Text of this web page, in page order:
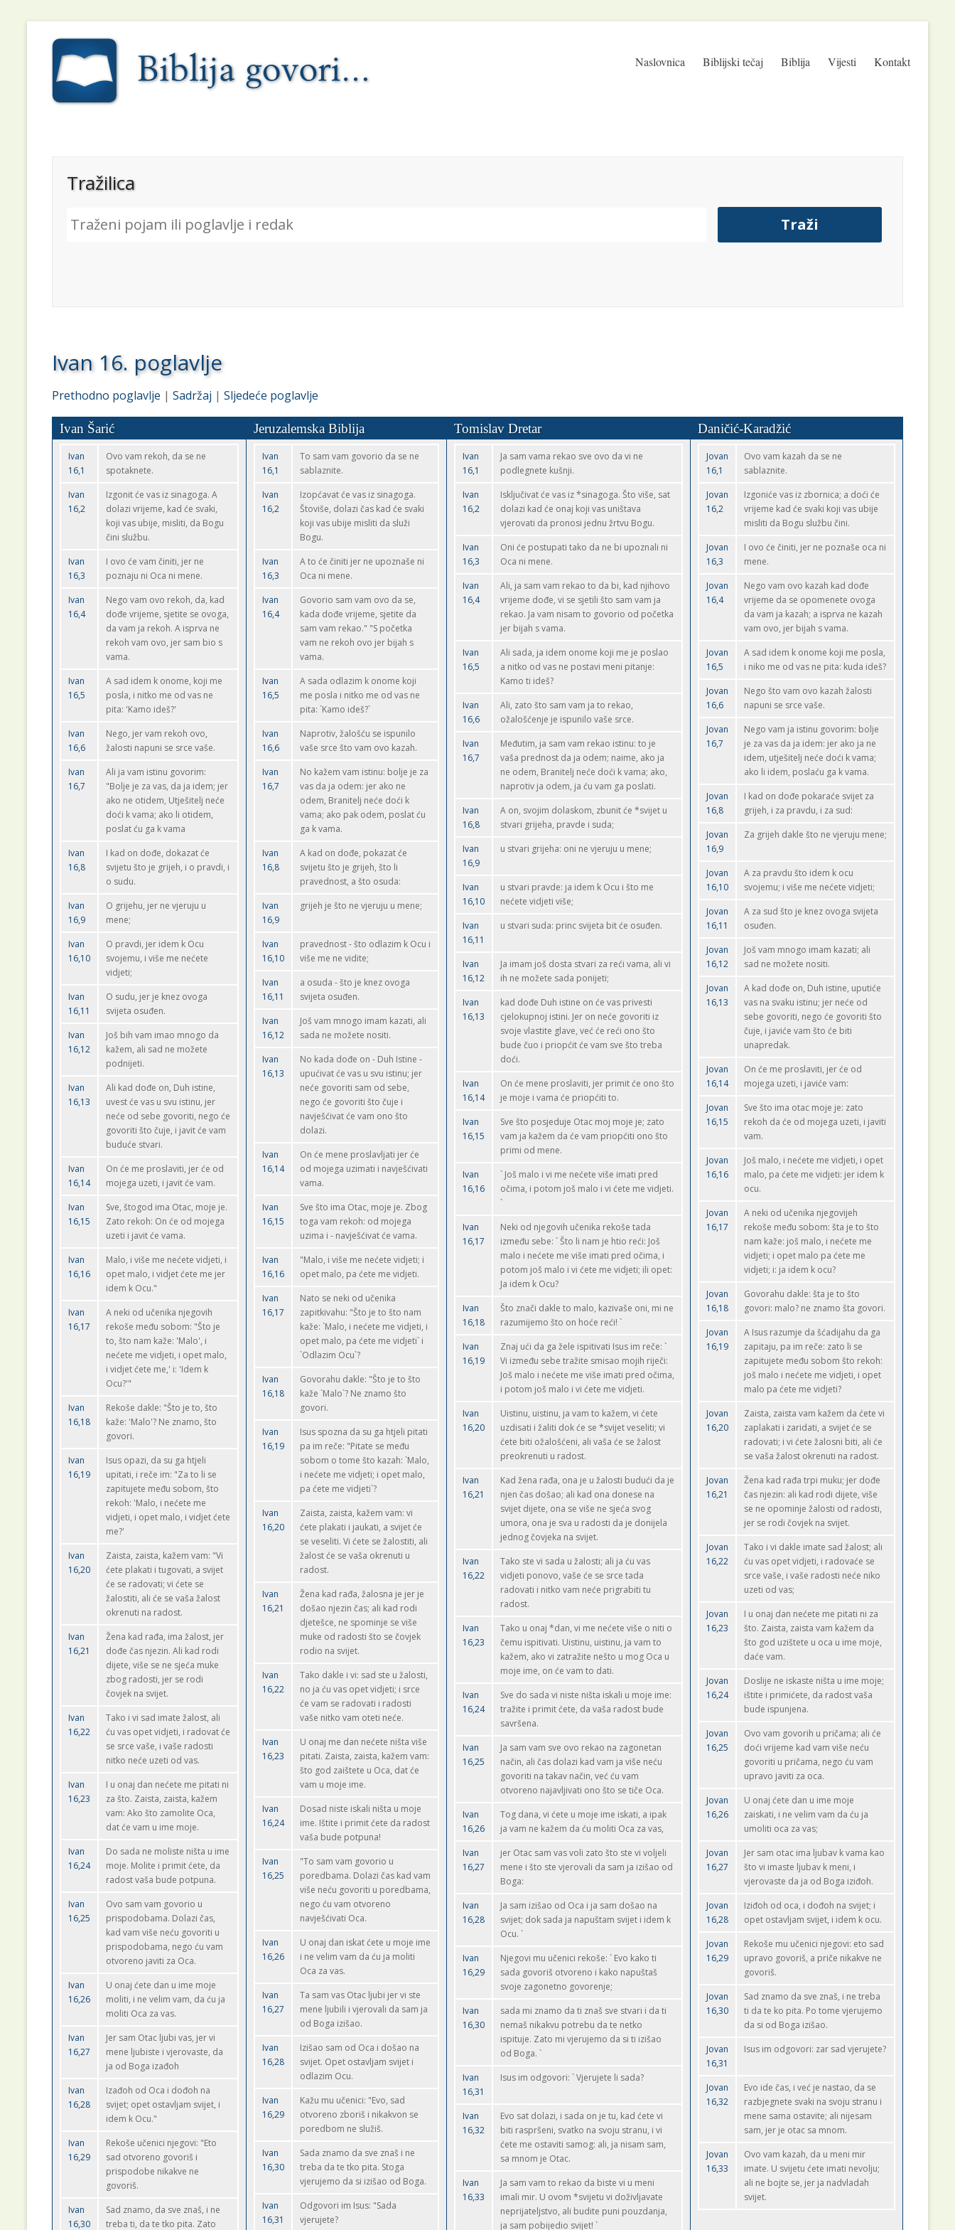
Naslovnica Biblijski tečaj Biblija Vijesti Kontakt
Tražilica
Ivan 16. poglavlje
Prethodno poglavlje | Sadržaj | Sljedeće poglavlje
Ivan Šarić Jeruzalemska Biblija Tomislav Dretar Daničić-Karadžić
Ivan
16,1
Ovo vam rekoh, da se ne
spotaknete.
Ivan
16,2
Izgonit će vas iz sinagoga. A
dolazi vrijeme, kad će svaki,
koji vas ubije, misliti, da Bogu
čini službu.
Ivan
16,3
I ovo će vam činiti, jer ne
poznaju ni Oca ni mene.
Ivan
16,4
Nego vam ovo rekoh, da, kad
dođe vrijeme, sjetite se ovoga,
da vam ja rekoh. A isprva ne
rekoh vam ovo, jer sam bio s
vama.
Ivan
16,5
A sad idem k onome, koji me
posla, i nitko me od vas ne
pita: 'Kamo ideš?'
Ivan
16,6
Nego, jer vam rekoh ovo,
žalosti napuni se srce vaše.
Ivan
16,7
Ali ja vam istinu govorim:
"Bolje je za vas, da ja idem; jer
ako ne otidem, Utješitelj neće
doći k vama; ako li otidem,
poslat ću ga k vama
Ivan
16,8
I kad on dođe, dokazat će
svijetu što je grijeh, i o pravdi, i
o sudu.
Ivan
16,9
O grijehu, jer ne vjeruju u
mene;
Ivan
16,10
O pravdi, jer idem k Ocu
svojemu, i više me nećete
vidjeti;
Ivan
16,11
O sudu, jer je knez ovoga
svijeta osuđen.
Ivan
16,12
Još bih vam imao mnogo da
kažem, ali sad ne možete
podnijeti.
Ivan
16,13
Ali kad dođe on, Duh istine,
uvest će vas u svu istinu, jer
neće od sebe govoriti, nego će
govoriti što čuje, i javit će vam
buduće stvari.
Ivan
16,14
On će me proslaviti, jer će od
mojega uzeti, i javit će vam.
Ivan
16,15
Sve, štogod ima Otac, moje je.
Zato rekoh: On će od mojega
uzeti i javit će vama.
Ivan
16,16
Malo, i više me nećete vidjeti, i
opet malo, i vidjet ćete me jer
idem k Ocu."
Ivan
16,17
A neki od učenika njegovih
rekoše među sobom: "Što je
to, što nam kaže: 'Malo', i
nećete me vidjeti, i opet malo,
i vidjet ćete me,' i: 'Idem k
Ocu?'"
Ivan
16,18
Rekoše dakle: "Što je to, što
kaže: 'Malo'? Ne znamo, što
govori.
Ivan
16,19
Isus opazi, da su ga htjeli
upitati, i reče im: "Za to li se
zapitujete među sobom, što
rekoh: 'Malo, i nećete me
vidjeti, i opet malo, i vidjet ćete
me?'
Ivan
16,20
Zaista, zaista, kažem vam: "Vi
ćete plakati i tugovati, a svijet
će se radovati; vi ćete se
žalostiti, ali će se vaša žalost
okrenuti na radost.
Ivan
16,21
Žena kad rađa, ima žalost, jer
dođe čas njezin. Ali kad rodi
dijete, više se ne sjeća muke
zbog radosti, jer se rodi
čovjek na svijet.
Ivan
16,22
Tako i vi sad imate žalost, ali
ću vas opet vidjeti, i radovat će
se srce vaše, i vaše radosti
nitko neće uzeti od vas.
Ivan
16,23
I u onaj dan nećete me pitati ni
za što. Zaista, zaista, kažem
vam: Ako što zamolite Oca,
dat će vam u ime moje.
Ivan
16,24
Do sada ne moliste ništa u ime
moje. Molite i primit ćete, da
radost vaša bude potpuna.
Ivan
16,25
Ovo sam vam govorio u
prispodobama. Dolazi čas,
kad vam više neću govoriti u
prispodobama, nego ću vam
otvoreno javiti za Oca.
Ivan
16,26
U onaj ćete dan u ime moje
moliti, i ne velim vam, da ću ja
moliti Oca za vas.
Ivan
16,27
Jer sam Otac ljubi vas, jer vi
mene ljubiste i vjerovaste, da
ja od Boga izađoh
Ivan
16,28
Izađoh od Oca i dođoh na
svijet; opet ostavljam svijet, i
idem k Ocu."
Ivan
16,29
Rekoše učenici njegovi: "Eto
sad otvoreno govoriš i
prispodobe nikakve ne
govoriš.
Ivan
16,30
Sad znamo, da sve znaš, i ne
treba ti, da te tko pita. Zato
Ivan
16,1
To sam vam govorio da se ne
sablaznite.
Ivan
16,2
Izopćavat će vas iz sinagoga.
Štoviše, dolazi čas kad će svaki
koji vas ubije misliti da služi
Bogu.
Ivan
16,3
A to će činiti jer ne upoznaše ni
Oca ni mene.
Ivan
16,4
Govorio sam vam ovo da se,
kada dođe vrijeme, sjetite da
sam vam rekao." "S početka
vam ne rekoh ovo jer bijah s
vama.
Ivan
16,5
A sada odlazim k onome koji
me posla i nitko me od vas ne
pita: `Kamo ideš?`
Ivan
16,6
Naprotiv, žalošću se ispunilo
vaše srce što vam ovo kazah.
Ivan
16,7
No kažem vam istinu: bolje je za
vas da ja odem: jer ako ne
odem, Branitelj neće doći k
vama; ako pak odem, poslat ću
ga k vama.
Ivan
16,8
A kad on dođe, pokazat će
svijetu što je grijeh, što li
pravednost, a što osuda:
Ivan
16,9
grijeh je što ne vjeruju u mene;
Ivan
16,10
pravednost - što odlazim k Ocu i
više me ne vidite;
Ivan
16,11
a osuda - što je knez ovoga
svijeta osuđen.
Ivan
16,12
Još vam mnogo imam kazati, ali
sada ne možete nositi.
Ivan
16,13
No kada dođe on - Duh Istine -
upućivat će vas u svu istinu; jer
neće govoriti sam od sebe,
nego će govoriti što čuje i
navješćivat će vam ono što
dolazi.
Ivan
16,14
On će mene proslavljati jer će
od mojega uzimati i navješćivati
vama.
Ivan
16,15
Sve što ima Otac, moje je. Zbog
toga vam rekoh: od mojega
uzima i - navješćivat će vama.
Ivan
16,16
"Malo, i više me nećete vidjeti; i
opet malo, pa ćete me vidjeti.
Ivan
16,17
Nato se neki od učenika
zapitkivahu: "Što je to što nam
kaže: `Malo, i nećete me vidjeti, i
opet malo, pa ćete me vidjeti` i
`Odlazim Ocu`?
Ivan
16,18
Govorahu dakle: "Što je to što
kaže `Malo`? Ne znamo što
govori.
Ivan
16,19
Isus spozna da su ga htjeli pitati
pa im reče: "Pitate se među
sobom o tome što kazah: `Malo,
i nećete me vidjeti; i opet malo,
pa ćete me vidjeti`?
Ivan
16,20
Zaista, zaista, kažem vam: vi
ćete plakati i jaukati, a svijet će
se veseliti. Vi ćete se žalostiti, ali
žalost će se vaša okrenuti u
radost.
Ivan
16,21
Žena kad rađa, žalosna je jer je
došao njezin čas; ali kad rodi
djetešce, ne spominje se više
muke od radosti što se čovjek
rodio na svijet.
Ivan
16,22
Tako dakle i vi: sad ste u žalosti,
no ja ću vas opet vidjeti; i srce
će vam se radovati i radosti
vaše nitko vam oteti neće.
Ivan
16,23
U onaj me dan nećete ništa više
pitati. Zaista, zaista, kažem vam:
što god zaištete u Oca, dat će
vam u moje ime.
Ivan
16,24
Dosad niste iskali ništa u moje
ime. Ištite i primit ćete da radost
vaša bude potpuna!
Ivan
16,25
"To sam vam govorio u
poredbama. Dolazi čas kad vam
više neću govoriti u poredbama,
nego ću vam otvoreno
navješćivati Oca.
Ivan
16,26
U onaj dan iskat ćete u moje ime
i ne velim vam da ću ja moliti
Oca za vas.
Ivan
16,27
Ta sam vas Otac ljubi jer vi ste
mene ljubili i vjerovali da sam ja
od Boga izišao.
Ivan
16,28
Izišao sam od Oca i došao na
svijet. Opet ostavljam svijet i
odlazim Ocu.
Ivan
16,29
Kažu mu učenici: "Evo, sad
otvoreno zboriš i nikakvon se
poredbom ne služiš.
Ivan
16,30
Sada znamo da sve znaš i ne
treba da te tko pita. Stoga
vjerujemo da si izišao od Boga.
Ivan
16,31
Odgovori im Isus: "Sada
vjerujete?
Ivan
16,1
Ja sam vama rekao sve ovo da vi ne
podlegnete kušnji.
Ivan
16,2
Isključivat će vas iz *sinagoga. Što više, sat
dolazi kad će onaj koji vas uništava
vjerovati da pronosi jednu žrtvu Bogu.
Ivan
16,3
Oni će postupati tako da ne bi upoznali ni
Oca ni mene.
Ivan
16,4
Ali, ja sam vam rekao to da bi, kad njihovo
vrijeme dođe, vi se sjetili što sam vam ja
rekao. Ja vam nisam to govorio od početka
jer bijah s vama.
Ivan
16,5
Ali sada, ja idem onome koji me je poslao
a nitko od vas ne postavi meni pitanje:
Kamo ti ideš?
Ivan
16,6
Ali, zato što sam vam ja to rekao,
ožalošćenje je ispunilo vaše srce.
Ivan
16,7
Međutim, ja sam vam rekao istinu: to je
vaša prednost da ja odem; naime, ako ja
ne odem, Branitelj neće doći k vama; ako,
naprotiv ja odem, ja ću vam ga poslati.
Ivan
16,8
A on, svojim dolaskom, zbunit će *svijet u
stvari grijeha, pravde i suda;
Ivan
16,9
u stvari grijeha: oni ne vjeruju u mene;
Ivan
16,10
u stvari pravde: ja idem k Ocu i što me
nećete vidjeti više;
Ivan
16,11
u stvari suda: princ svijeta bit će osuđen.
Ivan
16,12
Ja imam još dosta stvari za reći vama, ali vi
ih ne možete sada ponijeti;
Ivan
16,13
kad dođe Duh istine on će vas privesti
cjelokupnoj istini. Jer on neće govoriti iz
svoje vlastite glave, već će reći ono što
bude čuo i priopćit će vam sve što treba
doći.
Ivan
16,14
On će mene proslaviti, jer primit će ono što
je moje i vama će priopćiti to.
Ivan
16,15
Sve što posjeduje Otac moj moje je; zato
vam ja kažem da će vam priopćiti ono što
primi od mene.
Ivan
16,16
` Još malo i vi me nećete više imati pred
očima, i potom još malo i vi ćete me vidjeti.
`
Ivan
16,17
Neki od njegovih učenika rekoše tada
između sebe: ` Što li nam je htio reći: Još
malo i nećete me više imati pred očima, i
potom još malo i vi ćete me vidjeti; ili opet:
Ja idem k Ocu?
Ivan
16,18
Što znači dakle to malo, kazivaše oni, mi ne
razumijemo što on hoće reći! `
Ivan
16,19
Znaj ući da ga žele ispitivati Isus im reče: `
Vi između sebe tražite smisao mojih riječi:
Još malo i nećete me više imati pred očima,
i potom još malo i vi ćete me vidjeti.
Ivan
16,20
Uistinu, uistinu, ja vam to kažem, vi ćete
uzdisati i žaliti dok će se *svijet veseliti; vi
ćete biti ožalošćeni, ali vaša će se žalost
preokrenuti u radost.
Ivan
16,21
Kad žena rađa, ona je u žalosti budući da je
njen čas došao; ali kad ona donese na
svijet dijete, ona se više ne sjeća svog
umora, ona je sva u radosti da je donijela
jednog čovjeka na svijet.
Ivan
16,22
Tako ste vi sada u žalosti; ali ja ću vas
vidjeti ponovo, vaše će se srce tada
radovati i nitko vam neće prigrabiti tu
radost.
Ivan
16,23
Tako u onaj *dan, vi me nećete više o niti o
čemu ispitivati. Uistinu, uistinu, ja vam to
kažem, ako vi zatražite nešto u mog Oca u
moje ime, on će vam to dati.
Ivan
16,24
Sve do sada vi niste ništa iskali u moje ime:
tražite i primit ćete, da vaša radost bude
savršena.
Ivan
16,25
Ja sam vam sve ovo rekao na zagonetan
način, ali čas dolazi kad vam ja više neću
govoriti na takav način, već ću vam
otvoreno najavljivati ono što se tiče Oca.
Ivan
16,26
Tog dana, vi ćete u moje ime iskati, a ipak
ja vam ne kažem da ću moliti Oca za vas,
Ivan
16,27
jer Otac sam vas voli zato što ste vi voljeli
mene i što ste vjerovali da sam ja izišao od
Boga:
Ivan
16,28
Ja sam izišao od Oca i ja sam došao na
svijet; dok sada ja napuštam svijet i idem k
Ocu. `
Ivan
16,29
Njegovi mu učenici rekoše: ` Evo kako ti
sada govoriš otvoreno i kako napuštaš
svoje zagonetno govorenje;
Ivan
16,30
sada mi znamo da ti znaš sve stvari i da ti
nemaš nikakvu potrebu da te netko
ispituje. Zato mi vjerujemo da si ti izišao
od Boga. `
Ivan
16,31
Isus im odgovori: ` Vjerujete li sada?
Ivan
16,32
Evo sat dolazi, i sada on je tu, kad ćete vi
biti raspršeni, svatko na svoju stranu, i vi
ćete me ostaviti samog: ali, ja nisam sam,
sa mnom je Otac.
Ivan
16,33
Ja sam vam to rekao da biste vi u meni
imali mir. U ovom *svijetu vi doživljavate
neprijateljstvo, ali budite puni pouzdanja,
ja sam pobijedio svijet! `
Jovan
16,1
Ovo vam kazah da se ne
sablaznite.
Jovan
16,2
Izgoniće vas iz zbornica; a doći će
vrijeme kad će svaki koji vas ubije
misliti da Bogu službu čini.
Jovan
16,3
I ovo će činiti, jer ne poznaše oca ni
mene.
Jovan
16,4
Nego vam ovo kazah kad dođe
vrijeme da se opomenete ovoga
da vam ja kazah; a isprva ne kazah
vam ovo, jer bijah s vama.
Jovan
16,5
A sad idem k onome koji me posla,
i niko me od vas ne pita: kuda ideš?
Jovan
16,6
Nego što vam ovo kazah žalosti
napuni se srce vaše.
Jovan
16,7
Nego vam ja istinu govorim: bolje
je za vas da ja idem: jer ako ja ne
idem, utješitelj neće doći k vama;
ako li idem, poslaću ga k vama.
Jovan
16,8
I kad on dođe pokaraće svijet za
grijeh, i za pravdu, i za sud:
Jovan
16,9
Za grijeh dakle što ne vjeruju mene;
Jovan
16,10
A za pravdu što idem k ocu
svojemu; i više me nećete vidjeti;
Jovan
16,11
A za sud što je knez ovoga svijeta
osuđen.
Jovan
16,12
Još vam mnogo imam kazati; ali
sad ne možete nositi.
Jovan
16,13
A kad dođe on, Duh istine, uputiće
vas na svaku istinu; jer neće od
sebe govoriti, nego će govoriti što
čuje, i javiće vam što će biti
unapredak.
Jovan
16,14
On će me proslaviti, jer će od
mojega uzeti, i javiće vam:
Jovan
16,15
Sve što ima otac moje je: zato
rekoh da će od mojega uzeti, i javiti
vam.
Jovan
16,16
Još malo, i nećete me vidjeti, i opet
malo, pa ćete me vidjeti: jer idem k
ocu.
Jovan
16,17
A neki od učenika njegovijeh
rekoše među sobom: šta je to što
nam kaže: još malo, i nećete me
vidjeti; i opet malo pa ćete me
vidjeti; i: ja idem k ocu?
Jovan
16,18
Govorahu dakle: šta je to što
govori: malo? ne znamo šta govori.
Jovan
16,19
A Isus razumje da šćadijahu da ga
zapitaju, pa im reče: zato li se
zapitujete među sobom što rekoh:
još malo i nećete me vidjeti, i opet
malo pa ćete me vidjeti?
Jovan
16,20
Zaista, zaista vam kažem da ćete vi
zaplakati i zaridati, a svijet će se
radovati; i vi ćete žalosni biti, ali će
se vaša žalost okrenuti na radost.
Jovan
16,21
Žena kad rađa trpi muku; jer dođe
čas njezin: ali kad rodi dijete, više
se ne opominje žalosti od radosti,
jer se rodi čovjek na svijet.
Jovan
16,22
Tako i vi dakle imate sad žalost; ali
ću vas opet vidjeti, i radovaće se
srce vaše, i vaše radosti neće niko
uzeti od vas;
Jovan
16,23
I u onaj dan nećete me pitati ni za
što. Zaista, zaista vam kažem da
što god uzištete u oca u ime moje,
daće vam.
Jovan
16,24
Doslije ne iskaste ništa u ime moje;
ištite i primićete, da radost vaša
bude ispunjena.
Jovan
16,25
Ovo vam govorih u pričama; ali će
doći vrijeme kad vam više neću
govoriti u pričama, nego ću vam
upravo javiti za oca.
Jovan
16,26
U onaj ćete dan u ime moje
zaiskati, i ne velim vam da ću ja
umoliti oca za vas;
Jovan
16,27
Jer sam otac ima ljubav k vama kao
što vi imaste ljubav k meni, i
vjerovaste da ja od Boga iziđoh.
Jovan
16,28
Iziđoh od oca, i dođoh na svijet; i
opet ostavljam svijet, i idem k ocu.
Jovan
16,29
Rekoše mu učenici njegovi: eto sad
upravo govoriš, a priče nikakve ne
govoriš.
Jovan
16,30
Sad znamo da sve znaš, i ne treba
ti da te ko pita. Po tome vjerujemo
da si od Boga izišao.
Jovan
16,31
Isus im odgovori: zar sad vjerujete?
Jovan
16,32
Evo ide čas, i već je nastao, da se
razbjegnete svaki na svoju stranu i
mene sama ostavite; ali nijesam
sam, jer je otac sa mnom.
Jovan
16,33
Ovo vam kazah, da u meni mir
imate. U svijetu ćete imati nevolju;
ali ne bojte se, jer ja nadvladah
svijet.